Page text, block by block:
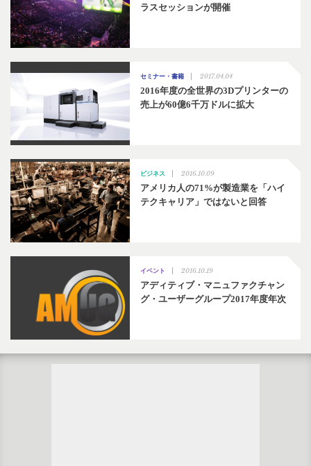
ラスセッションが開催
セミナー・書籍 2017.04.04
2016年度の全世界の3Dプリンターの
売上が60億6千万ドルに拡大
ビジネス 2016.10.09
アメリカ人の71%が製造業を「ハイ
テクキャリア」ではないと回答
イベント 2016.10.19
アディティブ・マニュファクチャン
グ・ユーザーグループ2017年度年次